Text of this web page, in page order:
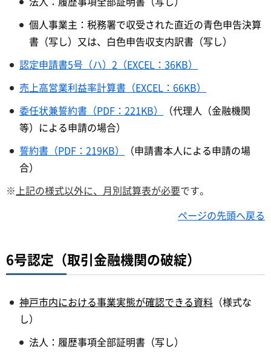
個人事業主：税務署で収受された直近の青色申告決算
書（写し）又は、白色申告収支内訳書（写し）
認定申請書5号（ハ）2（EXCEL：36KB）
売上高営業利益率計算書（EXCEL：66KB）
委任状兼誓約書（PDF：221KB）
（代理人（金融機関
等）による申請の場合）
誓約書（PDF：219KB）
（申請書本人による申請の場
合）
※上記の様式以外に、月別試算表が必要です。
ページの先頭へ戻る
6号認定（取引金融機関の破綻）
神戸市内における事業実態が確認できる資料 （様式な
し）
法人：履歴事項全部証明書（写し）